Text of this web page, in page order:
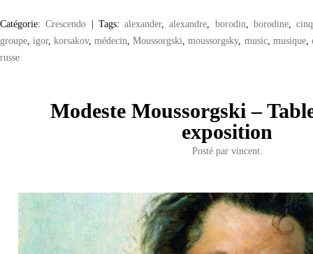
Catégorie:Crescendo | Tags:alexander,alexandre, borodin, borodine,cinq
groupe,igor,korsakov,médecin,Moussorgski,moussorgsky, music, musique,
russe
Modeste Moussorgski –
exposition
Posté par vincent.